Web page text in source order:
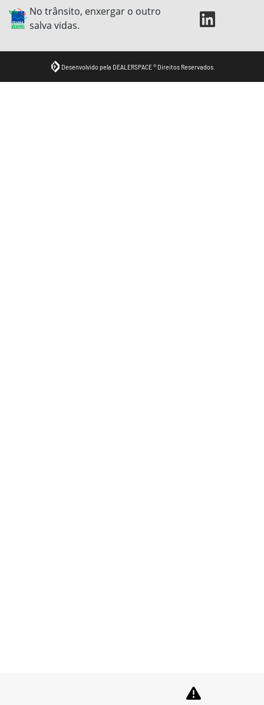
No trânsito, enxergar o outro
salva vidas.
Desenvolvido pela DEALERSPACE ® Direitos Reservados.